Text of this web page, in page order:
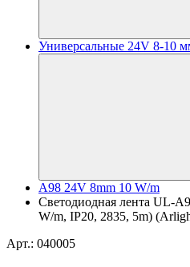
Универсальные 24V 8-10
A98 24V 8mm 10 W/m
Светодиодная лента UL-
W/m, IP20, 2835, 5m)
Арт.: 040005